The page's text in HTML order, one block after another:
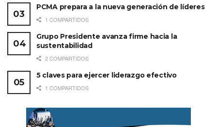
PCMA prepara a la nueva generación de líderes
1 COMPARTIDOS
Grupo Presidente avanza firme hacia la
sustentabilidad
2 COMPARTIDOS
5 claves para ejercer liderazgo efectivo
1 COMPARTIDOS